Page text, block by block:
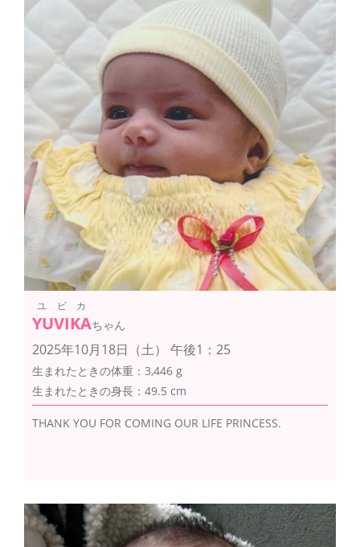
YUVIKA
ユビカ
ちゃん
2025年10月18日（土） 午後1：25
生まれたときの体重：3,446 g
生まれたときの身長：49.5 cm
THANK YOU FOR COMING OUR LIFE PRINCESS.